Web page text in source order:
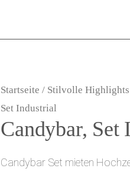
Startseite / Stilvolle Highlights
Set Industrial
Candybar, Set
Candybar Set mieten